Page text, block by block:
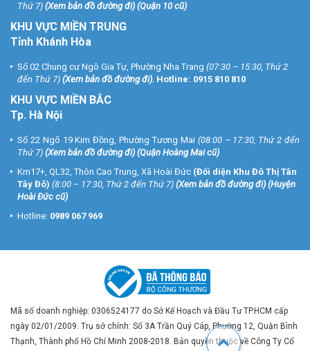
Thứ 7) (Xem bản đồ đường đi) (Quận 10 cũ)
KHU VỰC MIỀN TRUNG
Tỉnh Khánh Hòa
Số 02 Chung cư Ngô Gia Tự, Phường Nha Trang (07:30 – 15:30, Thứ 2
đến Thứ 7) (Xem bản đồ đường đi). Hotline: 0915 810 810
KHU VỰC MIỀN BẮC
Tp. Hà Nội
Số 22 Ngõ 19 Kim Đồng, Phường Tương Mai (08:00 – 17:30, Thứ 2 đến
Thứ 7) (Xem bản đồ đường đi) (Quận Hoàng Mai cũ)
Km17+, QL32, Thôn Cao Trung, Xã Hoài Đức (Đối diện Khu Đô Thị Tân
Tây Đô) (8:00 – 17:30, Thứ 2 đến Thứ 7) (Xem bản đồ đường đi) (Huyện
Hoài Đức cũ)
Hotline: 0989 067 969
Mã số doanh nghiệp: 0306524177 do Sở Kế Hoạch và Đầu Tư TP.HCM cấp
ngày 02/01/2009. Trụ sở chính: Số 3A Trần Quý Cáp, Phường 12, Quận Bình
Thạnh, Thành phố Hồ Chí Minh 2008-2018. Bản quyền thuộc về Công Ty Cổ